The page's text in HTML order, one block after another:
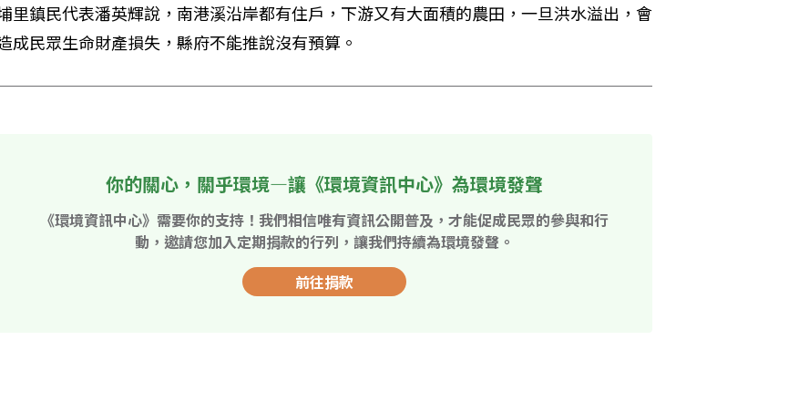
里鎮民代表潘英輝說，南港溪沿岸都有住戶，下游又有大面積的農田，一旦洪水溢出，會
成民眾生命財產損失，縣府不能推說沒有預算。
你的關心，關乎環境—讓《環境資訊中心》為環境發聲
《環境資訊中心》需要你的支持！我們相信唯有資訊公開普及，才能促成民眾的參與和行
動，邀請您加入定期捐款的行列，讓我們持續為環境發聲。
前往捐款